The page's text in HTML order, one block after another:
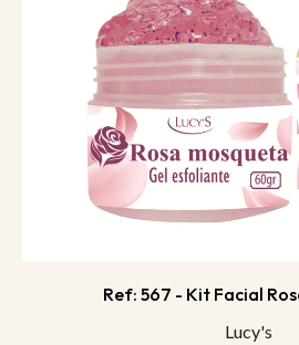
Ref: 567 - Kit Facial
Lucy's